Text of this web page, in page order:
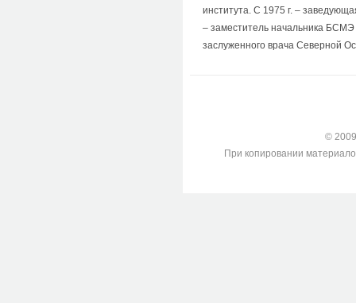
института. С 1975 г. –
– заместитель начальника
заслуженного врача Северной
©
При копировании